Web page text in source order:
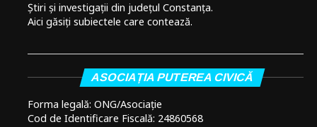
Știri și investigații din județul Constanța.
Aici găsiți subiectele care contează.
ASOCIAȚIA PUTEREA CIVICĂ
Forma legală: ONG/Asociație
Cod de Identificare Fiscală: 24860568